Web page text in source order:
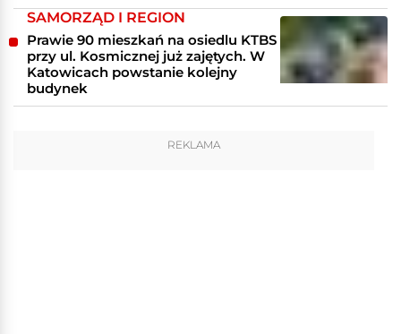
SAMORZĄD I REGION
Prawie 90 mieszkań na osiedlu KTBS
przy ul. Kosmicznej już zajętych. W
Katowicach powstanie kolejny
budynek
REKLAMA